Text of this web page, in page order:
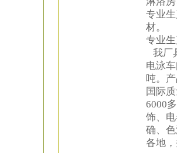
专业
材。
专业
我厂
电泳
吨。
国际
6000
饰、
确、
各地